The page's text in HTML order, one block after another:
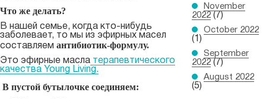
Что же делать?
В нашей семье, когда кто-нибудь
заболевает, то мы из эфирных масел
составляем антибиотик-формулу.
Это эфирные масла терапевтического
качества Young Living.
В пустой бутылочке соединяем:
November
2022(7)
October 2022
(1)
September
2022(7)
August 2022
(5)